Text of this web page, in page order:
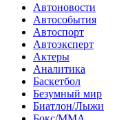
Автоновости
Автособытия
Автоспорт
Автоэксперт
Актеры
Аналитика
Баскетбол
Безумный мир
Биатлон/Лыжи